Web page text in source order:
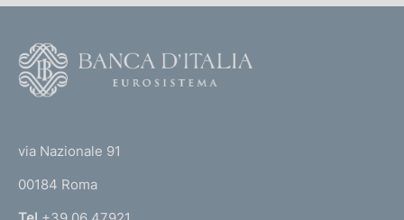
r
n
via Nazionale 91
00184 Roma